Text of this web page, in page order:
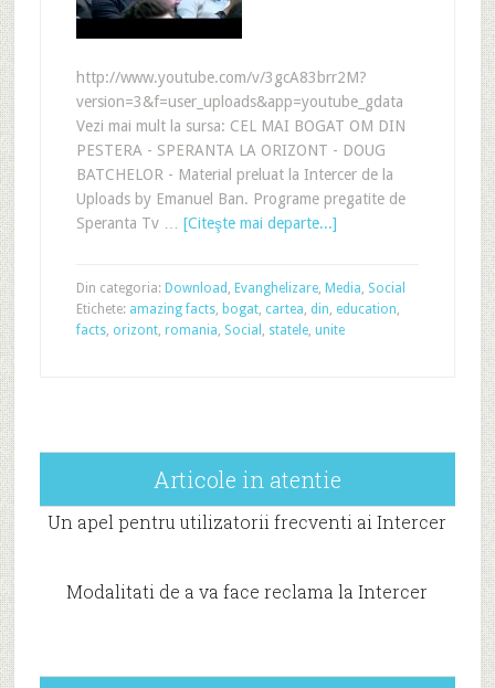
http://www.youtube.com/v/3gcA83brr2M?
version=3&f=user_uploads&app=youtube_gdata
Vezi mai mult la sursa: CEL MAI BOGAT OM DIN
PESTERA - SPERANTA LA ORIZONT - DOUG
BATCHELOR - Material preluat la Intercer de la
Uploads by Emanuel Ban. Programe pregatite de
Speranta Tv … [Citeşte mai departe...]
Din categoria: Download , Evanghelizare, Media, Social
Etichete: amazing facts, bogat, cartea, din, education,
facts, orizont, romania, Social , statele, unite
Articole in atentie
Un apel pentru utilizatorii frecventi ai Intercer
Modalitati de a va face reclama la Intercer